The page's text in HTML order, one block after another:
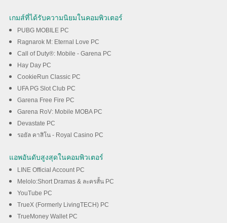
เกมส์ที่ได้รับความนิยมในคอมพิวเตอร์
PUBG MOBILE PC
Ragnarok M: Eternal Love PC
Call of Duty®: Mobile - Garena PC
Hay Day PC
CookieRun Classic PC
UFA PG Slot Club PC
Garena Free Fire PC
Garena RoV: Mobile MOBA PC
Devastate PC
รอยัล คาสิโน - Royal Casino PC
แอพอันดับสูงสุดในคอมพิวเตอร์
LINE Official Account PC
Melolo:Short Dramas & ละครสั้น PC
YouTube PC
TrueX (Formerly LivingTECH) PC
TrueMoney Wallet PC